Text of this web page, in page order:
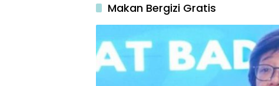
Makan Bergizi Gratis